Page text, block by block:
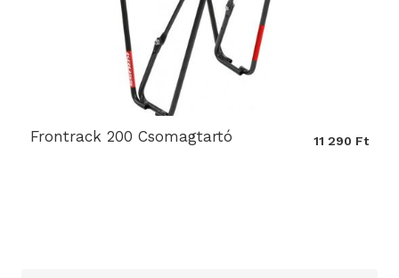
Frontrack 200 Csomagtartó 11 290 Ft